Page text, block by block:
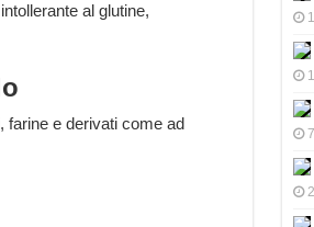
al glutine,
farine e derivati come ad